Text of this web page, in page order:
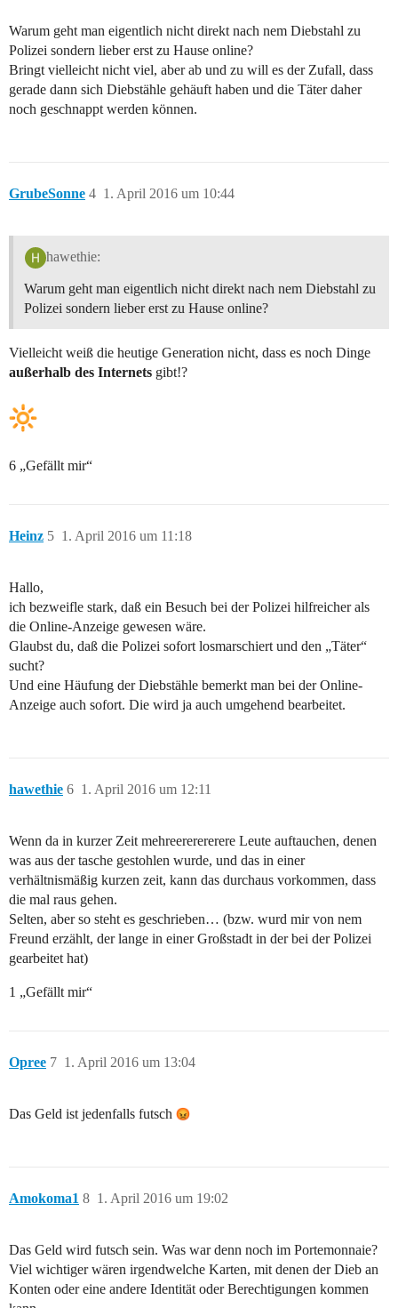
Warum geht man eigentlich nicht direkt nach nem Diebstahl zu
Polizei sondern lieber erst zu Hause online?
Bringt vielleicht nicht viel, aber ab und zu will es der Zufall, dass
gerade dann sich Diebstähle gehäuft haben und die Täter daher
noch geschnappt werden können.
GrubeSonne 1. April 2016 um 10:44
4
hawethie:
Warum geht man eigentlich nicht direkt nach nem Diebstahl zu
Polizei sondern lieber erst zu Hause online?
Vielleicht weiß die heutige Generation nicht, dass es noch Dinge
außerhalb des Internets gibt!?
6 „Gefällt mir“
Heinz 1. April 2016 um 11:18
5
Hallo,
ich bezweifle stark, daß ein Besuch bei der Polizei hilfreicher als
die Online-Anzeige gewesen wäre.
Glaubst du, daß die Polizei sofort losmarschiert und den „Täter“
sucht?
Und eine Häufung der Diebstähle bemerkt man bei der Online-
Anzeige auch sofort. Die wird ja auch umgehend bearbeitet.
hawethie 1. April 2016 um 12:11
6
Wenn da in kurzer Zeit mehreererererere Leute auftauchen, denen
was aus der tasche gestohlen wurde, und das in einer
verhältnismäßig kurzen zeit, kann das durchaus vorkommen, dass
die mal raus gehen.
Selten, aber so steht es geschrieben… (bzw. wurd mir von nem
Freund erzählt, der lange in einer Großstadt in der bei der Polizei
gearbeitet hat)
1 „Gefällt mir“
Opree 1. April 2016 um 13:04
7
Das Geld ist jedenfalls futsch
Amokoma1 1. April 2016 um 19:02
8
Das Geld wird futsch sein. Was war denn noch im Portemonnaie?
Viel wichtiger wären irgendwelche Karten, mit denen der Dieb an
Konten oder eine andere Identität oder Berechtigungen kommen